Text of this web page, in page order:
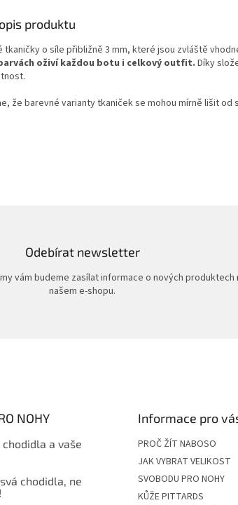
produktu
o síle přibližně 3 mm, které jsou zvláště
oživí každou botu i celkový outfit. Díky
že barevné varianty tkaniček se mohou mírně lišit
Odebírat newsletter
vám budeme zasílat informace o nových produktech
našem e-shopu.
NOHY
a vaše
chodidla, ne
Informace pro
PROČ ŽÍT NABOSO
JAK VYBRAT VELIKOST
SVOBODU PRO NOHY
KŮŽE PITTARDS